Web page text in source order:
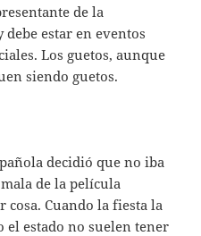
de la
debe estar en eventos
Los guetos, aunque
siendo guetos.
decidió que no iba
de la película
cosa. Cuando la fiesta la
el estado no suelen tener